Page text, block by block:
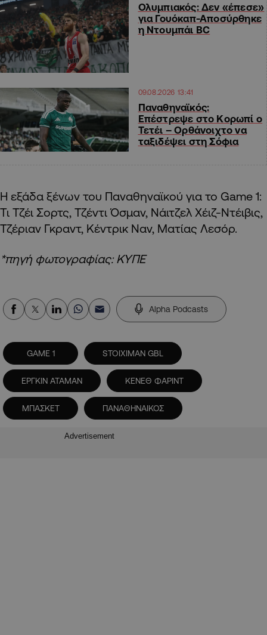
Ολυμπιακός: Δεν «έπεσε»
για Γουόκαπ-Αποσύρθηκε
η Ντουμπάι BC
09.08.2026 13:41
Παναθηναϊκός:
Επέστρεψε στο Κορωπί ο
Τετέι – Ορθάνοιχτο να
ταξιδέψει στη Σόφια
Η εξάδα ξένων του Παναθηναϊκού για το Game 1:
Τι Τζέι Σορτς, Τζέντι Όσμαν, Νάιτζελ Χέιζ-Ντέιβις,
Τζέριαν Γκραντ, Κέντρικ Ναν, Ματίας Λεσόρ.
*πηγή φωτογραφίας: ΚΥΠΕ
Alpha Podcasts
GAME 1 STOIXIMAN GBL
ΕΡΓΚΙΝ ΑΤΑΜΑΝ ΚΕΝΕΘ ΦΑΡΙΝΤ
ΜΠΑΣΚΕΤ ΠΑΝΑΘΗΝΑΙΚΟΣ
Advertisement